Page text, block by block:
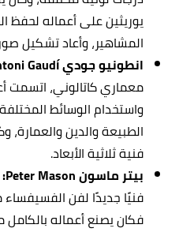
يوريثين على أعماله لحفظ
المشاهير، وأعاد تشكيل
انطونيو جودي Antoni Gaudí:
معماري كاتالوني، اتسمت
واستخدام الوسائط
الطبيعة والدين والعمارة،
فنية ثلاثية الأبعاد.
بيتر ماسون Peter Mason:
فنيًا جديدًا لفن
فكان يصنع أعماله بالكامل